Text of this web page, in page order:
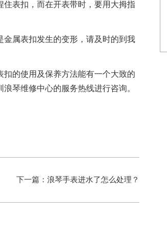
表扣，而在开表带时，要用大拇指
属表扣发生的变形，请及时的到我
的使用及保养方法能有一个大致的
琴维修中心的服务热线进行咨询。
下一篇： 浪琴手表进水了怎么处理？